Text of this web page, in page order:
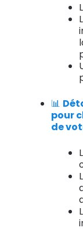
📊
pour
de